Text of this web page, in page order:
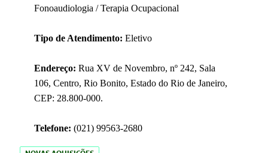
Fonoaudiologia / Terapia Ocupacional
Tipo de Atendimento: Eletivo
Endereço: Rua XV de Novembro, nº 242, Sala
106, Centro, Rio Bonito, Estado do Rio de Janeiro,
CEP: 28.800-000.
Telefone: (021) 99563-2680